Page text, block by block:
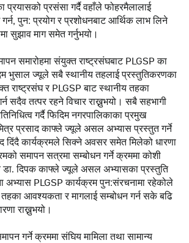
प्रसंसा गर्दै वहाँले फोहरमैलालाई
पुन: प्रयोग र प्रशोधनबाट आर्थिक लाभ लिने
सुझाव माग समेत गर्नुभयो।
समारोहमा संयुक्त राष्ट्रसंघबाट PLGSP का
भुसाल ज्यूले सबै स्थानीय तहलाई प्रस्तुतिकरणका
राष्ट्रसंघ र PLGSP बाट स्थानीय तहका
सदैव तत्पर रहने विचार राख्नुभयो। सबै सहभागी
गर्दै फिदिम नगरपालिकाका प्रमुख
प्रसाद काफ्ले ज्यूले असल अभ्यास प्रस्तुत गर्ने
दिंदै कार्यक्रमले सिक्ने अवसर समेत मिलेको धारणा
समापन सत्रमा सम्बोधन गर्ने क्रममा कोशी
दिपक काफ्ले ज्यूले असल अभ्यासका प्रस्तुति
अभ्यास PLGSP कार्यक्रम पुन:संरचनामा रहेकोले
आवश्यकता र मागलाई सम्बोधन गर्न सके बढि
राख्नुभयो।
गर्ने क्रममा संघिय मामिला तथा सामान्य